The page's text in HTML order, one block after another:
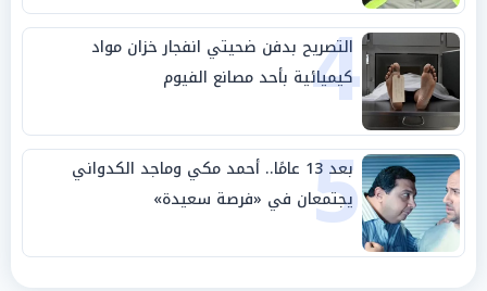
4
التصريح بدفن ضحيتي انفجار خزان مواد
كيميائية بأحد مصانع الفيوم
5 بعد 13 عامًا.. أحمد مكي وماجد الكدواني
يجتمعان في «فرصة سعيدة»